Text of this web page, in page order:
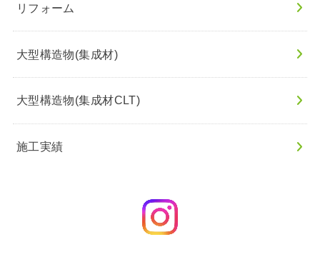
リフォーム
大型構造物(集成材)
大型構造物(集成材CLT)
施工実績